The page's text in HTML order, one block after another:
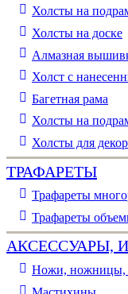
Холсты на
Холсты на доске
Алмазная
Холст с
Багетная рама
Холсты на
Холсты для
ТРАФАРЕТЫ
Трафареты
Трафареты
АКСЕССУАРЫ,
Ножи, ножницы,